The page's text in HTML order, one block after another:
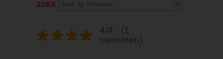
ZOEK
4/4 - (1
stemmen)